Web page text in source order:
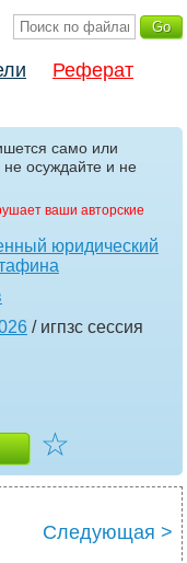
Реферат
само или
не осуждайте и не
ваши авторские
юридический
/ игпзс сессия
☆
Следующая >